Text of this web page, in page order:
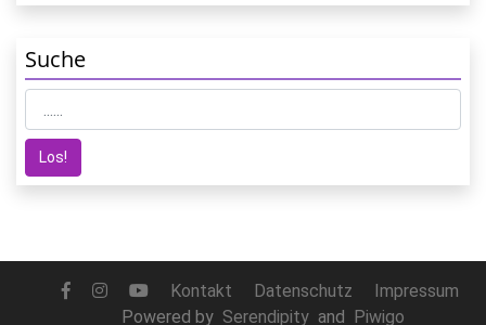
Suche
Kontakt Datenschutz
Impressum
Powered by Serendipity and Piwigo